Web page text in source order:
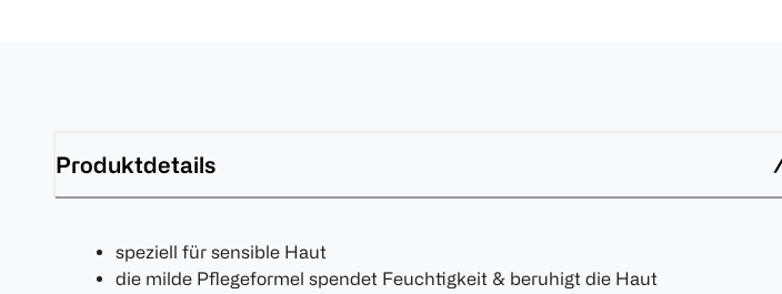
Produktdetails
speziell für sensible Haut
die milde Pflegeformel spendet Feuchtigkeit & beruhigt die Haut